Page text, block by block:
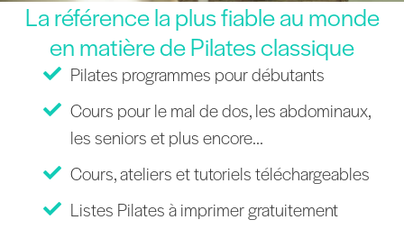
La référence la plus fiable au monde
en matière de Pilates classique
Pilates programmes pour débutants
Cours pour le mal de dos, les abdominaux,
les seniors et plus encore...
Cours, ateliers et tutoriels téléchargeables
Listes Pilates à imprimer gratuitement